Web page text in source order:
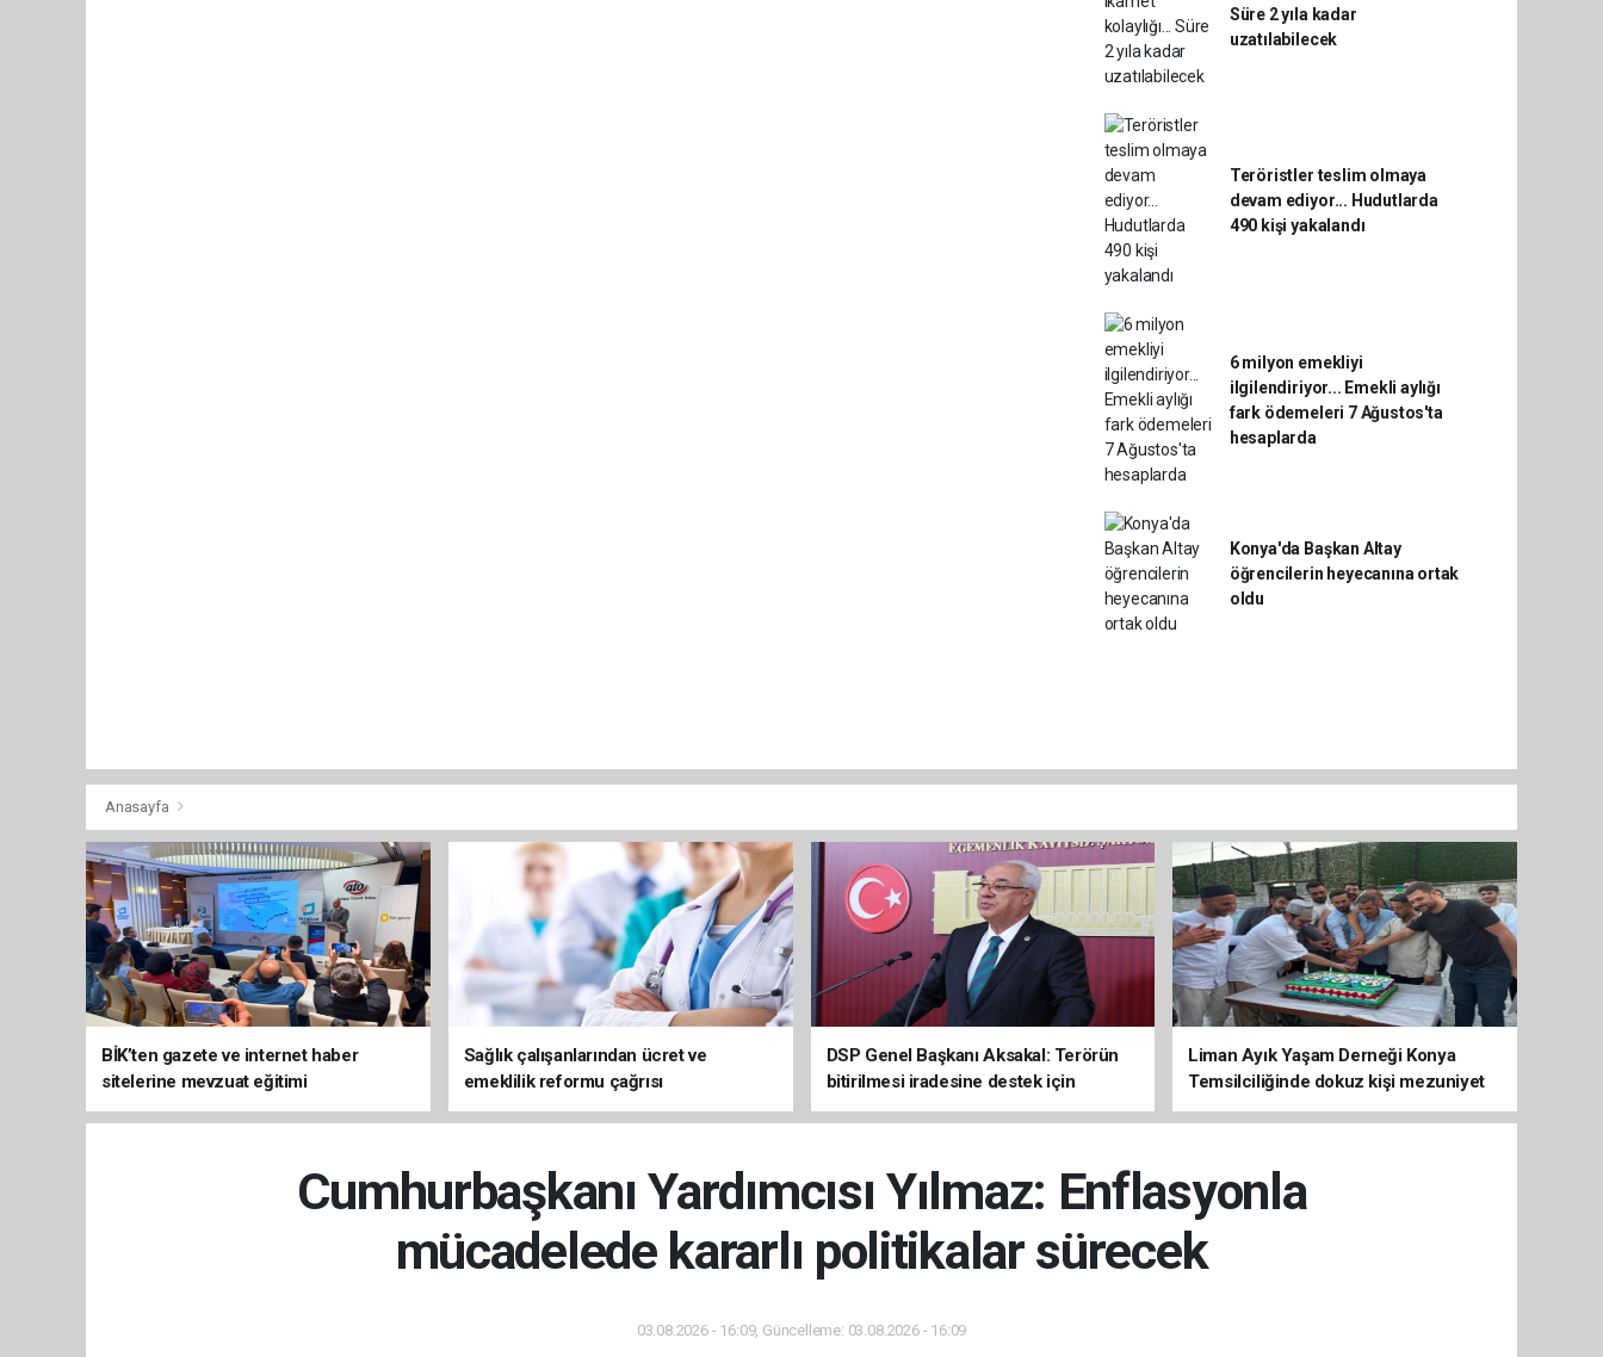
Süre 2 yıla kadar
uzatılabilecek
Teröristler teslim olmaya
devam ediyor... Hudutlarda
490 kişi yakalandı
6 milyon emekliyi
ilgilendiriyor... Emekli aylığı
fark ödemeleri 7 Ağustos'ta
hesaplarda
Konya'da Başkan Altay
öğrencilerin heyecanına ortak
oldu
Anasayfa
BİK’ten gazete ve internet haber
sitelerine mevzuat eğitimi
Sağlık çalışanlarından ücret ve
emeklilik reformu çağrısı
DSP Genel Başkanı Aksakal: Terörün
bitirilmesi iradesine destek için
imzalayacağım
Liman Ayık Yaşam Derneği Konya
Temsilciliğinde dokuz kişi mezuniyet
sevinci yaşadı
Cumhurbaşkanı Yardımcısı Yılmaz: Enflasyonla
mücadelede kararlı politikalar sürecek
03.08.2026 - 16:09, Güncelleme: 03.08.2026 - 16:09